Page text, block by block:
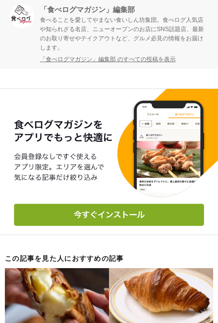
「食べログマガジン」編集部
食べることを愛してやまない食いしん坊集団。食べログ人気店
や知られざる名店、ニューオープンのお店にSNS話題店、最新
のお取り寄せやテイクアウトなど、グルメ必見の情報をお届け
します。
「食べログマガジン」編集部 のすべての投稿を表示
この記事を見た人におすすめの記事